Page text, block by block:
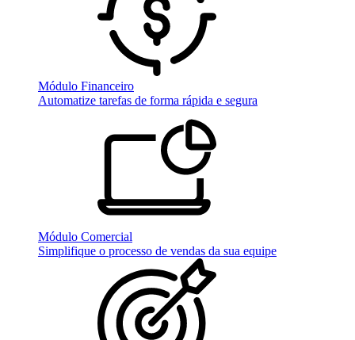
Módulo Financeiro
Automatize tarefas de forma rápida e segura
Módulo Comercial
Simplifique o processo de vendas da sua equipe